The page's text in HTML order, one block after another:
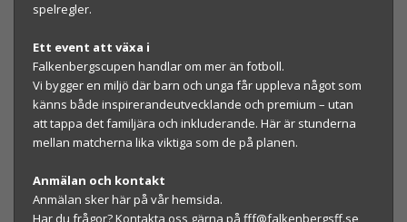
spelregler.
Ett event att växa i
Falkenbergscupen handlar om mer än fotboll.
Vi bygger en miljö därbarn och unga får uppleva något som
känns både inspirerandeutvecklande och premium – utan
atttappa detfamiljära och inkluderande. Här är stunderna
mellan matcherna lika viktiga som de på planen.
Anmälan och kontakt
Anmälan skerhär på vår hemsida.
Har du frågor?Kontakta oss gärna på fff@falkenbergsff.se